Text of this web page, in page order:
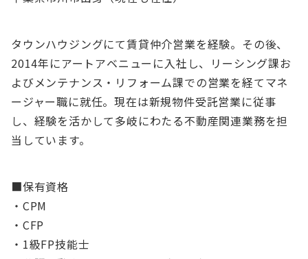
タウンハウジングにて賃貸仲介営業を経験。その後、
2014年にアートアベニューに入社し、リーシング課お
よびメンテナンス・リフォーム課での営業を経てマネ
ージャー職に就任。現在は新規物件受託営業に従事
し、経験を活かして多岐にわたる不動産関連業務を担
当しています。
■保有資格
・CPM
・CFP
・1級FP技能士